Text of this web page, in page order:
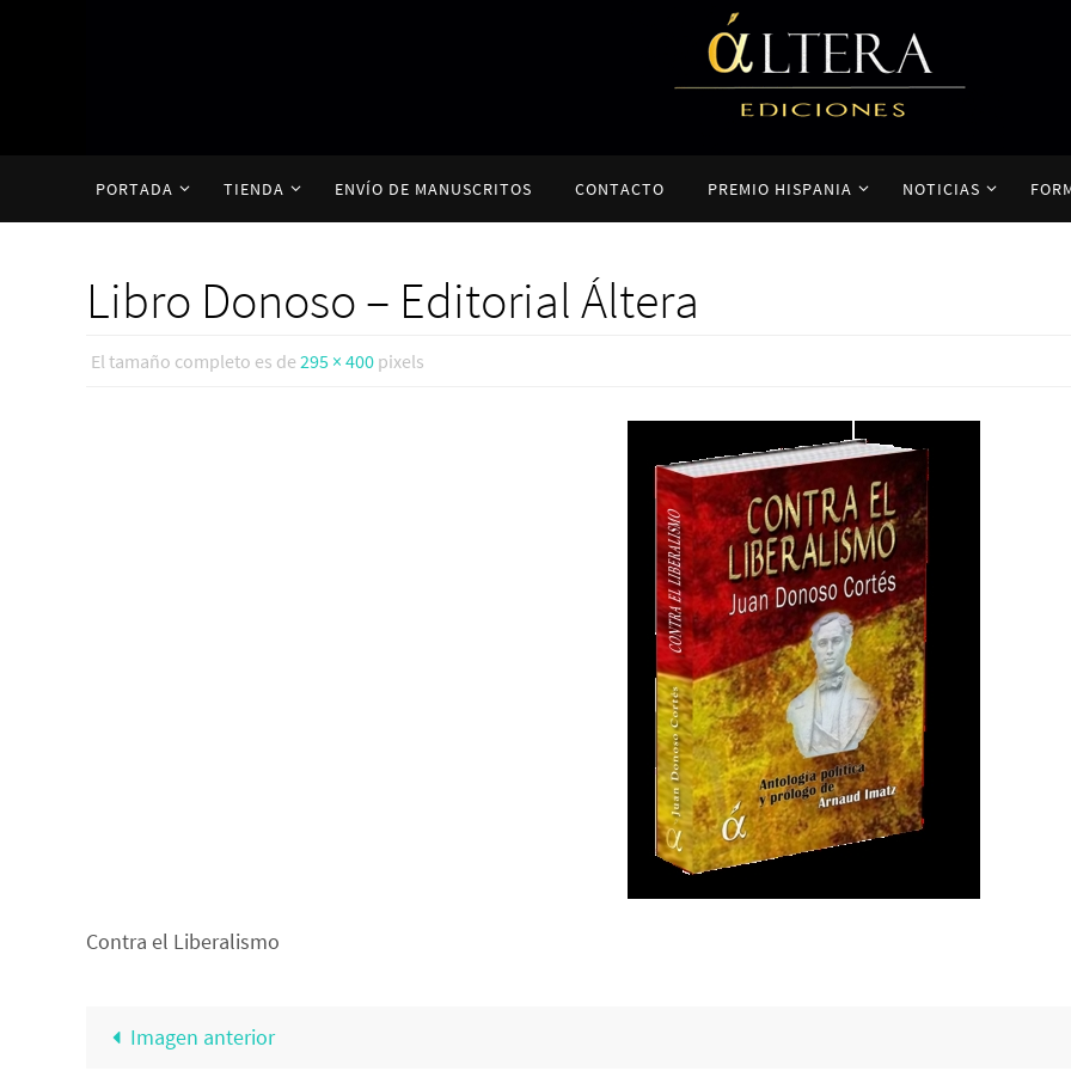
contenido
PORTADA TIENDA ENVÍO DE MANUSCRITOS CONTACTO PREMIO HISPANIA NOTICIAS
Libro Donoso – Editorial Áltera
El tamaño completo es de 295 × 400 pixels
Contra el Liberalismo
Imagen anterior